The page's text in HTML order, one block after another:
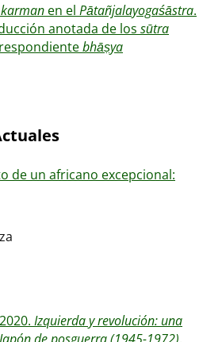
karman en el Pātañjalayogaśāstra.
anotada de los sūtra
bhāṣya
de un africano excepcional:
Izquierda y revolución: una